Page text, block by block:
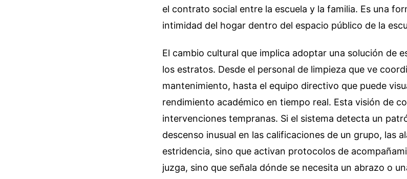
el contrato social entre la escuela y la familia. Es una
intimidad del hogar dentro del espacio público de la
El cambio cultural que implica adoptar una solución de
los estratos. Desde el personal de limpieza que ve
mantenimiento, hasta el equipo directivo que puede
rendimiento académico en tiempo real. Esta visión de
intervenciones tempranas. Si el sistema detecta un
descenso inusual en las calificaciones de un grupo, las
estridencia, sino que activan protocolos de
juzga, sino que señala dónde se necesita un abrazo o